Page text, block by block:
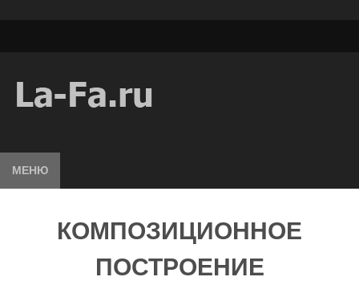
МЕНЮ
КОМПОЗИЦИОННОЕ
ПОСТРОЕНИЕ